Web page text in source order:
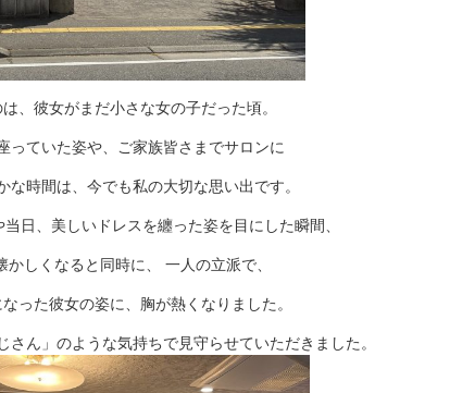
、彼女がまだ小さな女の子だった頃。
っていた姿や、ご家族皆さまでサロンに
な時間は、今でも私の大切な思い出です。
日、美しいドレスを纏った姿を目にした瞬間、
しくなると同時に、 一人の立派で、
った彼女の姿に、胸が熱くなりました。
ん」のような気持ちで見守らせていただきました。